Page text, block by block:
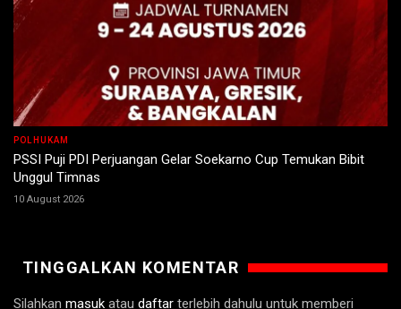
POLHUKAM
PSSI Puji PDI Perjuangan Gelar Soekarno Cup Temukan Bibit
Unggul Timnas
10 August 2026
TINGGALKAN KOMENTAR
Silahkan masuk atau daftar terlebih dahulu untuk memberi